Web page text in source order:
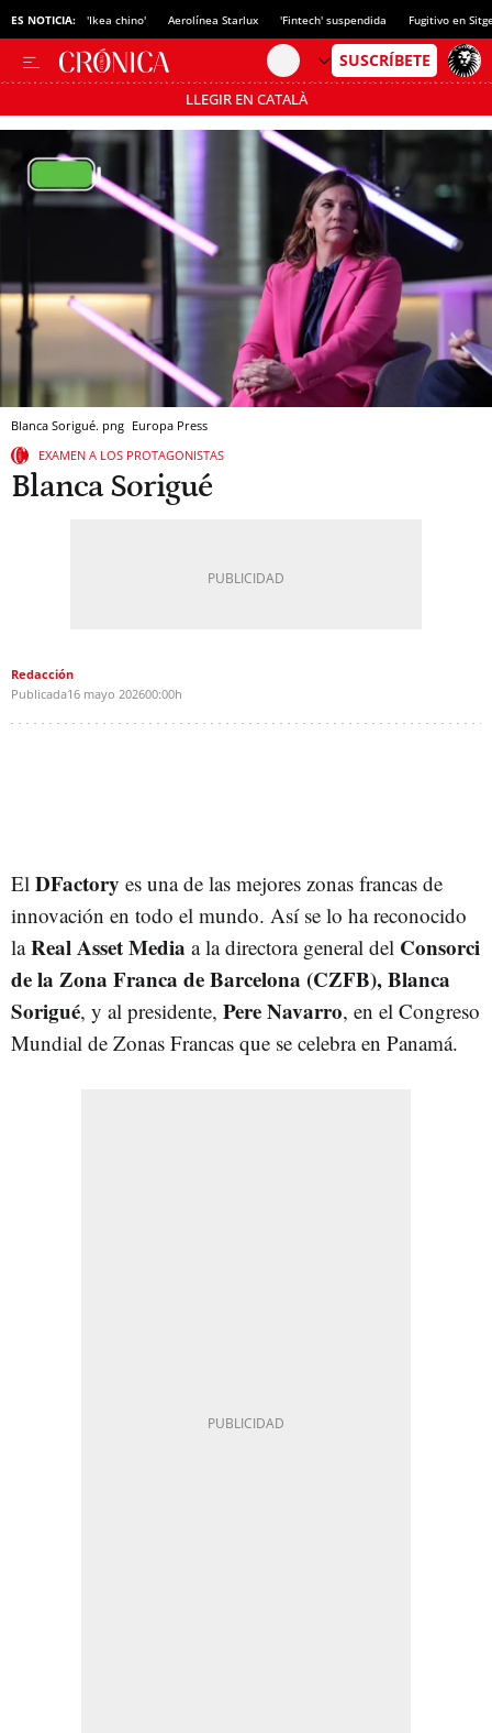
ES NOTICIA: 'Ikea chino' Aerolínea Starlux 'Fintech' suspendida Fugitivo en
LLEGIR EN CATALÀ
Pásate al MODO AHORRO
Blanca Sorigué. png Europa Press
EXAMEN A LOS PROTAGONISTAS
Blanca Sorigué
Redacción
Publicada16 mayo 202600:00h
El DFactory es una de las mejores zonas francas de
innovación en todo el mundo. Así se lo ha reconocido
laReal Asset Media a la directora general del Consorci
de la Zona Franca de Barcelona (CZFB),Blanca
Sorigué, y al presidente, Pere Navarro, en el Congreso
Mundial de Zonas Francas que se celebra en Panamá.